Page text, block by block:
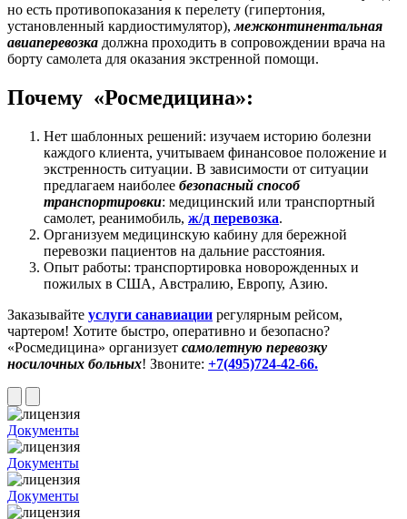
но есть противопоказания к перелету (гипертония,
установленный кардиостимулятор),межконтинентальная
авиаперевозка должна проходить в сопровождении врача на
борту самолета для оказания экстренной помощи.
Почему «Росмедицина»:
Нет шаблонных решений: изучаем историю болезни
каждого клиента, учитываем финансовое положение и
экстренность ситуации. В зависимости от ситуации
предлагаем наиболее безопасный способ
транспортировки: медицинский или транспортный
самолет, реанимобиль, ж/д перевозка.
Организуем медицинскую кабину для бережной
перевозки пациентов на дальние расстояния.
Опыт работы: транспортировка новорожденных и
пожилых в США, Австралию, Европу, Азию.
Заказывайте услуги санавиации регулярным рейсом,
чартером! Хотите быстро, оперативно и безопасно?
«Росмедицина» организует самолетную перевозку
носилочных больных! Звоните: +7(495)724-42-66.
Документы
Документы
Документы